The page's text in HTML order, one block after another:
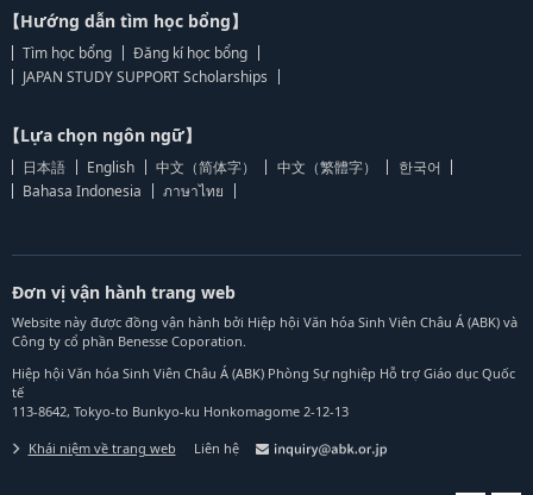
【Hướng dẫn tìm học bổng】
Tìm học bổng
Đăng kí học bổng
JAPAN STUDY SUPPORT Scholarships
【Lựa chọn ngôn ngữ】
日本語 English 中文（简体字） 中文（繁體字）
한국어
Bahasa Indonesia
ภาษาไทย
Đơn vị vận hành trang web
Website này được đồng vận hành bởi Hiệp hội Văn hóa Sinh Viên Châu Á (ABK) và
Công ty cổ phần Benesse Coporation.
Hiệp hội Văn hóa Sinh Viên Châu Á (ABK) Phòng Sự nghiệp Hỗ trợ Giáo dục Quốc
tế
113-8642, Tokyo-to Bunkyo-ku Honkomagome 2-12-13
Khái niệm về trang web Liên hệ